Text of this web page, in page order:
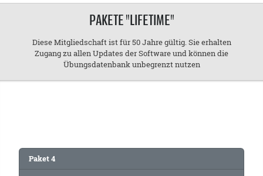
PAKETE "LIFETIME"
Diese Mitgliedschaft ist für 50 Jahre gültig. Sie erhalten
Zugang zu allen Updates der Software und können die
Übungsdatenbank unbegrenzt nutzen
Paket 4